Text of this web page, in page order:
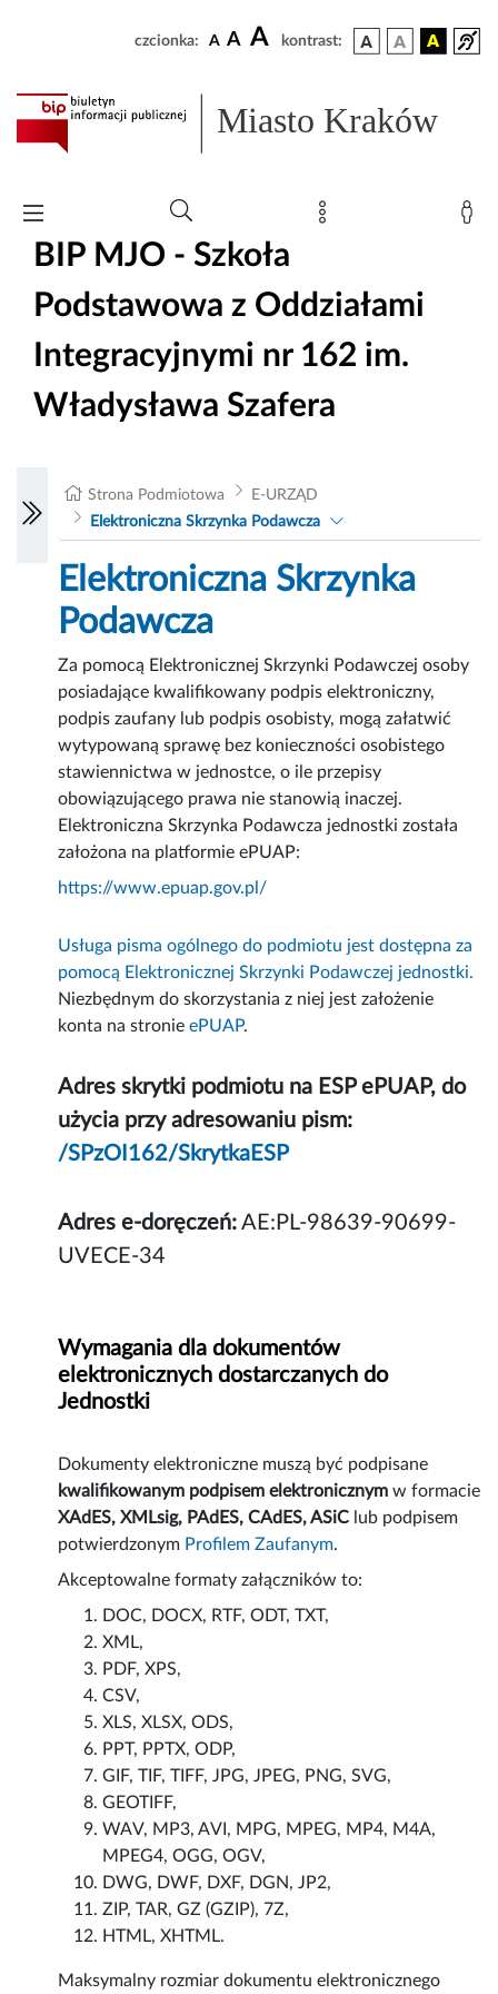
czcionka: A A A kontrast:
Miasto Kraków
BIP MJO - Szkoła
Podstawowa z Oddziałami
Integracyjnymi nr 162 im.
Władysława Szafera
Strona Podmiotowa
E-URZĄD
Elektroniczna Skrzynka Podawcza
Elektroniczna Skrzynka
Podawcza
Za pomocą Elektronicznej Skrzynki Podawczej osoby
posiadające kwalifikowany podpis elektroniczny,
podpis zaufany lub podpis osobisty, mogą załatwić
wytypowaną sprawę bez konieczności osobistego
stawiennictwa w jednostce, o ile przepisy
obowiązującego prawa nie stanowią inaczej.
Elektroniczna Skrzynka Podawcza jednostki została
założona na platformie ePUAP:
https://www.epuap.gov.pl/
Usługa pisma ogólnego do podmiotu jest dostępna za
pomocą Elektronicznej Skrzynki Podawczej jednostki.
Niezbędnym do skorzystania z niej jest założenie
konta na stronieePUAP.
Adres skrytki podmiotu na ESP ePUAP, do
użycia przy adresowaniu pism:
/SPzOI162/SkrytkaESP
Adres e-doręczeń: AE:PL-98639-90699-
UVECE-34
Wymagania dla dokumentów
elektronicznych dostarczanych do
Jednostki
Dokumenty elektroniczne muszą być podpisane
kwalifikowanym podpisem elektronicznymw formacie
XAdES, XMLsig, PAdES, CAdES, ASiC lub podpisem
potwierdzonym Profilem Zaufanym.
Akceptowalne formaty załączników to:
DOC, DOCX, RTF, ODT, TXT,
XML,
PDF, XPS,
CSV,
XLS, XLSX, ODS,
PPT, PPTX, ODP,
GIF, TIF, TIFF, JPG, JPEG, PNG, SVG,
GEOTIFF,
WAV, MP3, AVI, MPG, MPEG, MP4, M4A,
MPEG4, OGG, OGV,
DWG, DWF, DXF, DGN, JP2,
ZIP, TAR, GZ (GZIP), 7Z,
HTML, XHTML.
Maksymalny rozmiar dokumentu elektronicznego